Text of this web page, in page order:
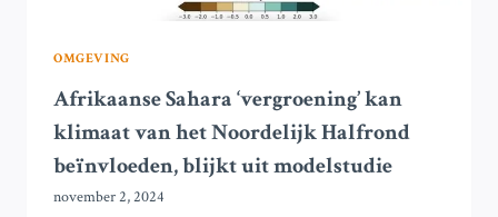
OMGEVING
Afrikaanse Sahara ‘vergroening’ kan
klimaat van het Noordelijk Halfrond
beïnvloeden, blijkt uit modelstudie
november 2, 2024